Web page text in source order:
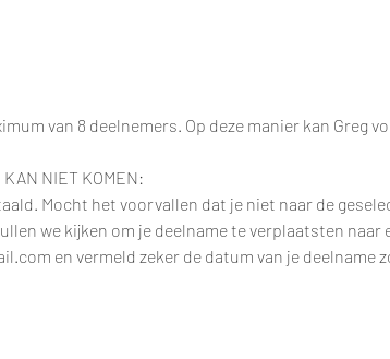
van 8 deelnemers. Op deze manier kan Greg
NIET KOMEN:
Mocht het voorvallen dat je niet naar de
we kijken om je deelname te verplaatsten naar
en vermeld zeker de datum van je deelname